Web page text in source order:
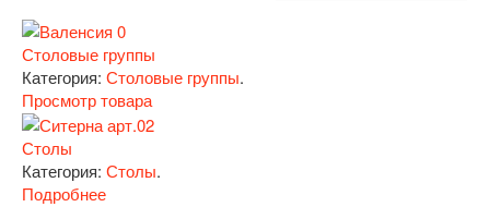
Столовые группы
Категория: Столовые группы.
Просмотр товара
Столы
Категория: Столы.
Подробнее